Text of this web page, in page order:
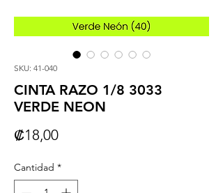
SKU: 41-040
CINTA RAZO 1/8 3033
VERDE NEON
₡18,00Precio
Cantidad *